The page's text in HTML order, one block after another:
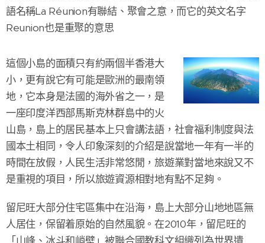
語名稱La Réunion有聯結、聚會之意，而它的英文名字
Reunion也是重聚的意思
這個小島的面積只有約兩個半香港大
小，更有說它有可能是歐洲的最南領
地，它本身是法國的海外省之一，是
一座印度洋西部馬斯克林群島中的火
山島，島上的居民基本上只會講法語，社會福利制度與法
國本土相同，令人印象深刻的介紹是說當地一年有一半的
時間在放假，人民生活非常悠閒，旅遊業對當地來說又不
是重視的項目，所以旅遊資源相對地有點不足夠。
留尼旺大部分住宅區集中在沿海，島上大部分山地地區無
人居住，保留着原始的自然風貌。在2010年，留尼旺的